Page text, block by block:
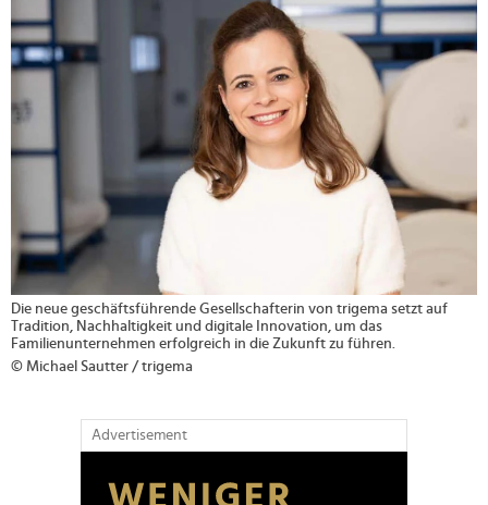
Die neue geschäftsführende Gesellschafterin von trigema setzt auf
Tradition, Nachhaltigkeit und digitale Innovation, um das
Familienunternehmen erfolgreich in die Zukunft zu führen.
© Michael Sautter / trigema
Advertisement